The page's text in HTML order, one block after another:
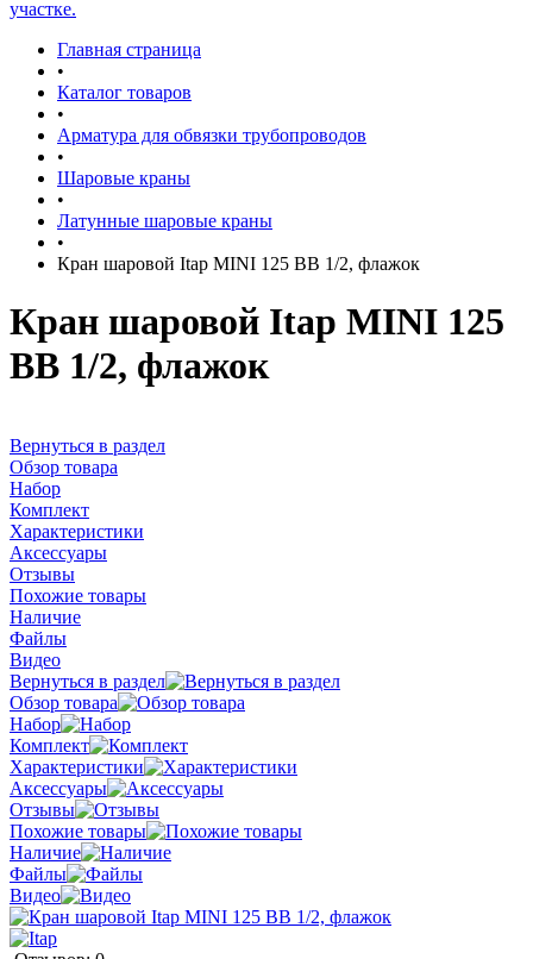
участке.
Главная страница
•
Каталог товаров
•
Арматура для обвязки трубопроводов
•
Шаровые краны
•
Латунные шаровые краны
•
Кран шаровой Itap MINI 125 ВВ 1/2, флажок
Кран шаровой Itap MINI 125
ВВ 1/2, флажок
Вернуться в раздел
Обзор товара
Набор
Комплект
Характеристики
Аксессуары
Отзывы
Похожие товары
Наличие
Файлы
Видео
Вернуться в раздел
Обзор товара
Набор
Комплект
Характеристики
Аксессуары
Отзывы
Похожие товары
Наличие
Файлы
Видео